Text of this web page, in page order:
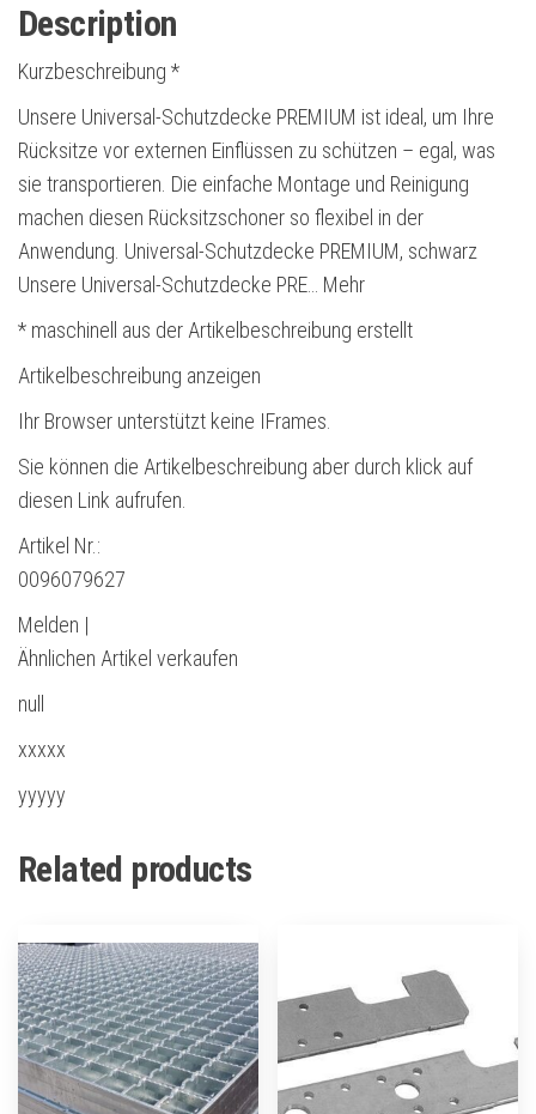
Description
Kurzbeschreibung *
Unsere Universal-Schutzdecke PREMIUM ist ideal, um Ihre
Rücksitze vor externen Einflüssen zu schützen – egal, was
sie transportieren. Die einfache Montage und Reinigung
machen diesen Rücksitzschoner so flexibel in der
Anwendung. Universal-Schutzdecke PREMIUM, schwarz
Unsere Universal-Schutzdecke PRE… Mehr
* maschinell aus der Artikelbeschreibung erstellt
Artikelbeschreibung anzeigen
Ihr Browser unterstützt keine IFrames.
Sie können die Artikelbeschreibung aber durch klick auf
diesen Link aufrufen.
Artikel Nr.:
0096079627
Melden |
Ähnlichen Artikel verkaufen
null
xxxxx
yyyyy
Related products